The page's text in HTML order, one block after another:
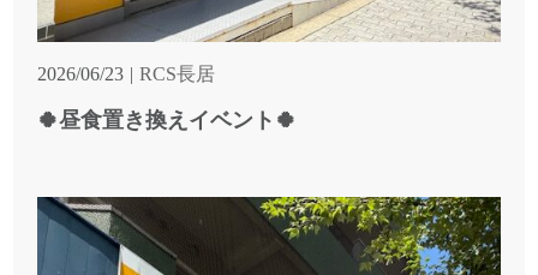
2026/06/23 RCS長居
🍀昼食置き換えイベント🍀